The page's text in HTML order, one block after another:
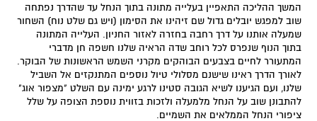
המשך ההליכה התאפיין בעלייה מתונה בתוך הנחל עד שהדרך נפתחה
שוב למפגש יובלים גדול שם זיהינו את הסימון (ויש גם שלט נוח) השחור
שמעלה אותנו על דרך רחבה בחזרה לאזור החניון. העלייה המתונה
בתוך הנוף שנפרס לכל רוחב שדה הראיה שלנו חשפה חן מדברי
המתעורר לחיים בצבעים הבוהקים מקרני השמש הראשונות של הבוקר.
לאורך הדרך ראינו שישנם מסלולי טיול נוספים המתנקזים אל השביל
שלנו, ועם הגיענו לשיא הגובה סטינו לרגע ימינה עם השלט "מצפור אוג"
להתבונן שוב על הנחל מלמעלה ולזכות בזווית נוספת הצופה על שלל
ציפורי הנחל הממלאים את השמיים.